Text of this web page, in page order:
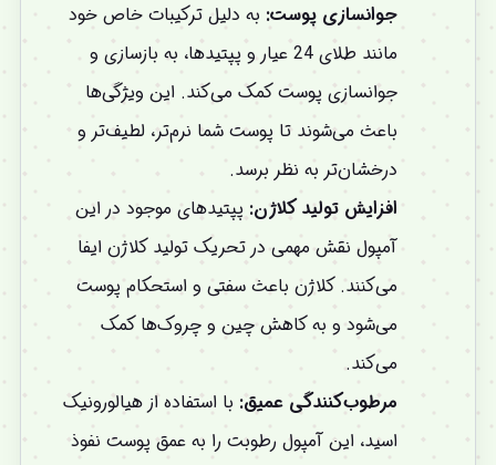
جوانسازی پوست: به دلیل ترکیبات خاص خود
مانند طلای 24 عیار و پپتیدها، به بازسازی و
جوانسازی پوست کمک می‌کند. این ویژگی‌ها
باعث می‌شوند تا پوست شما نرم‌تر، لطیف‌تر و
درخشان‌تر به نظر برسد.
افزایش تولید کلاژن: پپتیدهای موجود در این
آمپول نقش مهمی در تحریک تولید کلاژن ایفا
می‌کنند. کلاژن باعث سفتی و استحکام پوست
می‌شود و به کاهش چین و چروک‌ها کمک
می‌کند.
مرطوب‌کنندگی عمیق: با استفاده از هیالورونیک
اسید، این آمپول رطوبت را به عمق پوست نفوذ